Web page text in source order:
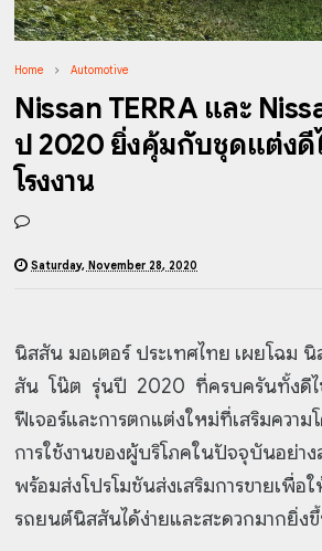
Home Automotive
Nissan TERRA และ
ปี 2020 ยิ่งคุ้มกับชุดแต่งดี
โรงงาน
Saturday, November 28, 2020
นิสสัน มอเตอร์ ประเทศไทย เผยโฉม นิ
สัน โน๊ต รุ่นปี 2020 ที่ครบครันทั้งดี
ฟีเจอร์และการตกแต่งใหม่ที่เสริมคว
การใช้งานของผู้บริโภคในปัจจุบันอย่
พร้อมส่งโปรโมชันส่งเสริมการขายเพื่อ
รถยนต์นิสสันได้ง่ายและสะดวกมากยิ่ง